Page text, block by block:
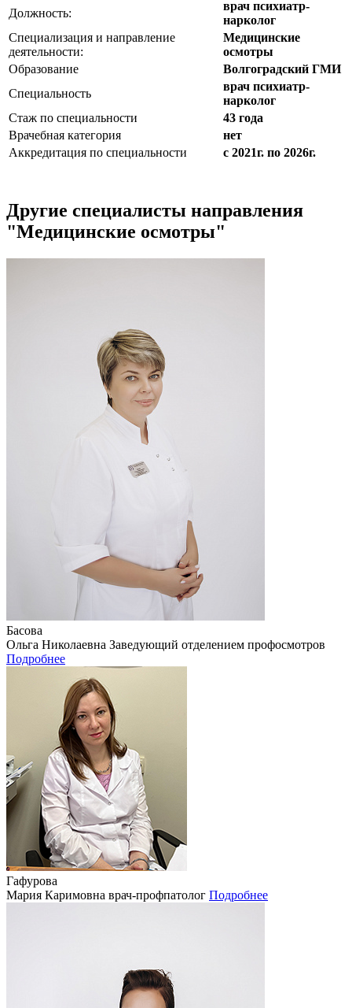
Должность:
врач психиатр-
нарколог
Специализация и направление
деятельности:
Медицинские
осмотры
Образование
Волгоградский ГМИ
Специальность
врач психиатр-
нарколог
Стаж по специальности
43 года
Врачебная категория
нет
Аккредитация по специальности
с 2021г. по 2026г.
Другие специалисты направления
"Медицинские осмотры"
Басова
Ольга Николаевна Заведующий отделением профосмотров
Подробнее
Гафурова
Мария Каримовна врач-профпатолог Подробнее